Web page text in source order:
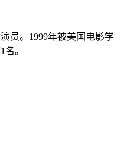
员。1999年被美国电影学
。